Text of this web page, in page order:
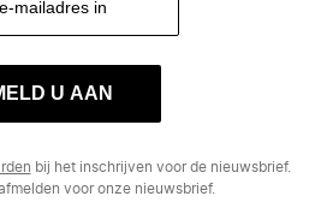
U AAN
bij het inschrijven voor de nieuwsbrief.
voor onze nieuwsbrief.